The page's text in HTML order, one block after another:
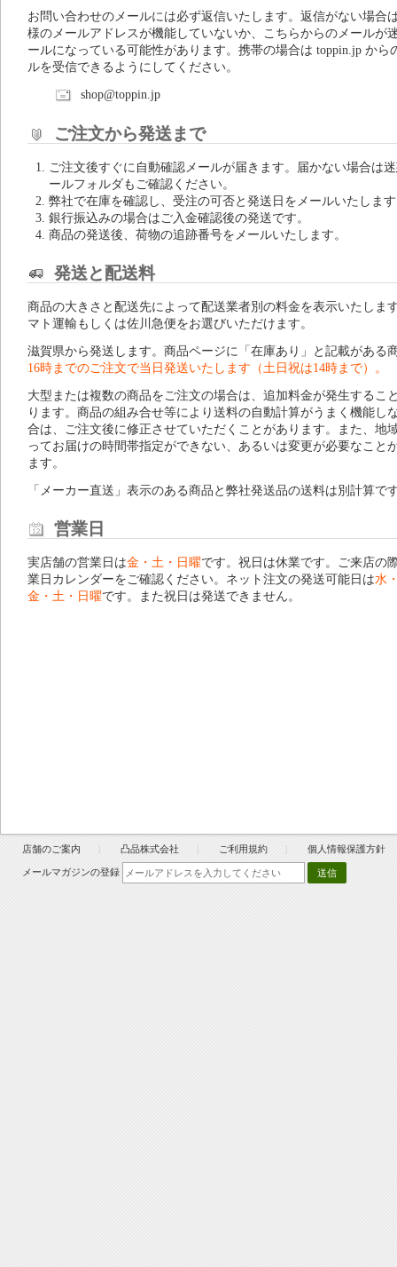
お問い合わせのメールには必ず返信いたします。返信がない場合
様のメールアドレスが機能していないか、こちらからのメールが
ールになっている可能性があります。携帯の場合は toppin.jp から
ルを受信できるようにしてください。
shop@toppin.jp
ご注文から発送まで
ご注文後すぐに自動確認メールが届きます。届かない場合は
ールフォルダもご確認ください。
弊社で在庫を確認し、受注の可否と発送日をメールいたしま
銀行振込みの場合はご入金確認後の発送です。
商品の発送後、荷物の追跡番号をメールいたします。
発送と配送料
商品の大きさと配送先によって配送業者別の料金を表示いたしま
マト運輸もしくは佐川急便をお選びいただけます。
滋賀県から発送します。商品ページに「在庫あり」と記載がある
16時までのご注文で当日発送いたします（土日祝は14時まで）。
大型または複数の商品をご注文の場合は、追加料金が発生するこ
ります。商品の組み合せ等により送料の自動計算がうまく機能し
合は、ご注文後に修正させていただくことがあります。また、地
ってお届けの時間帯指定ができない、あるいは変更が必要なこと
ます。
「メーカー直送」表示のある商品と弊社発送品の送料は別計算で
営業日
実店舗の営業日は金・土・日曜です。祝日は休業です。ご来店の
業日カレンダーをご確認ください。ネット注文の発送可能日は水
金・土・日曜です。また祝日は発送できません。
店舗のご案内 凸品株式会社 ご利用規約 個人情報保護方針
メールマガジンの登録 送信